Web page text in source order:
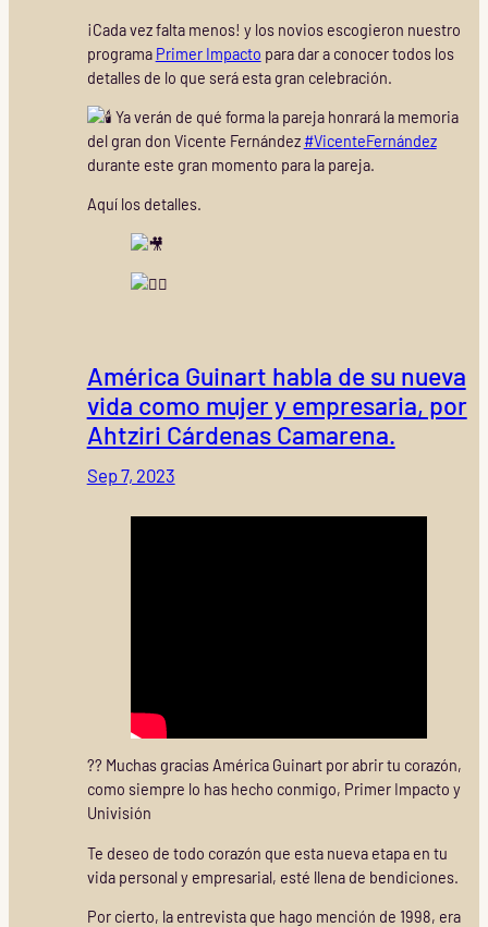
¡Cada vez falta menos! y los novios escogieron nuestro
programa Primer Impacto para dar a conocer todos los
detalles de lo que será esta gran celebración.
Ya verán de qué forma la pareja honrará la memoria
del gran don Vicente Fernández #VicenteFernández
durante este gran momento para la pareja.
Aquí los detalles.
América Guinart habla de su nueva
vida como mujer y empresaria, por
Ahtziri Cárdenas Camarena.
Sep 7, 2023
?? Muchas gracias América Guinart por abrir tu corazón,
como siempre lo has hecho conmigo, Primer Impacto y
Univisión
Te deseo de todo corazón que esta nueva etapa en tu
vida personal y empresarial, esté llena de bendiciones.
Por cierto, la entrevista que hago mención de 1998, era